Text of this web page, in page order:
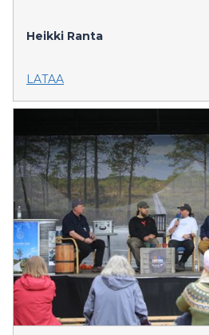
Heikki Ranta
LATAA